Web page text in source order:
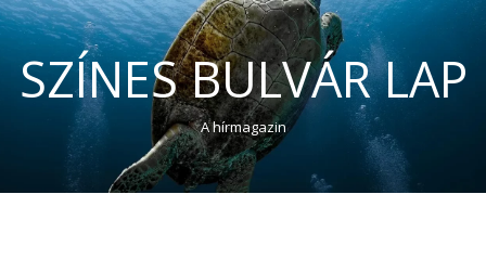
SZÍNES BULVÁR LAP
A hírmagazin